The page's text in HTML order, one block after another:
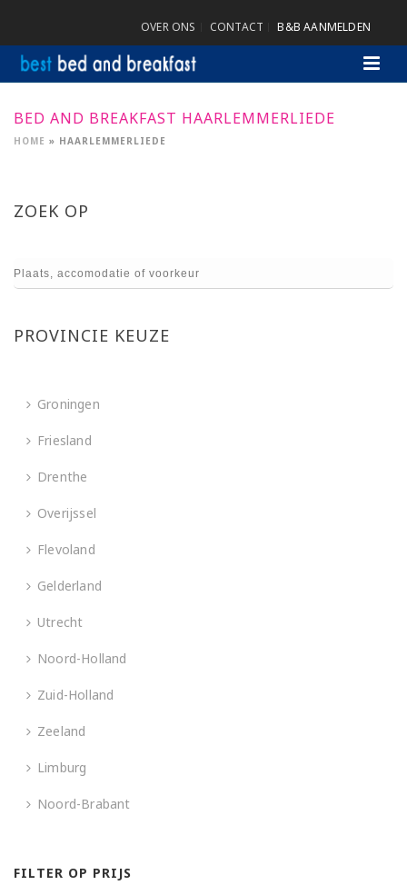
OVER ONS CONTACT B&B AANMELDEN
BED AND BREAKFAST HAARLEMMERLIEDE
HOME » HAARLEMMERLIEDE
ZOEK OP
PROVINCIE KEUZE
Groningen
Friesland
Drenthe
Overijssel
Flevoland
Gelderland
Utrecht
Noord-Holland
Zuid-Holland
Zeeland
Limburg
Noord-Brabant
FILTER OP PRIJS